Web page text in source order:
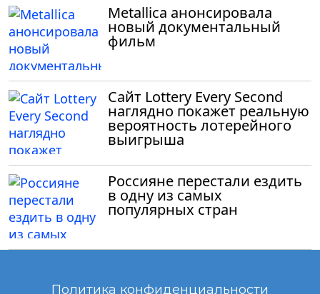
Metallica анонсировала
новый документальный
фильм
Сайт Lottery Every Second
наглядно покажет реальную
вероятность лотерейного
выигрыша
Россияне перестали ездить
в одну из самых
популярных стран
Политика конфиденциальности